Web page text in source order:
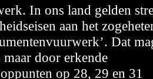
In ons land gelden
aan het
Dat
maar door erkende
op 28, 29 en 31